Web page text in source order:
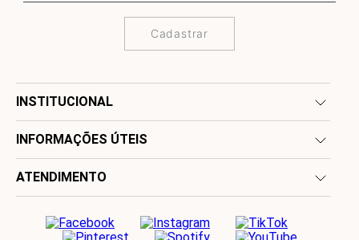
Cadastrar
INSTITUCIONAL
INFORMAÇÕES ÚTEIS
ATENDIMENTO